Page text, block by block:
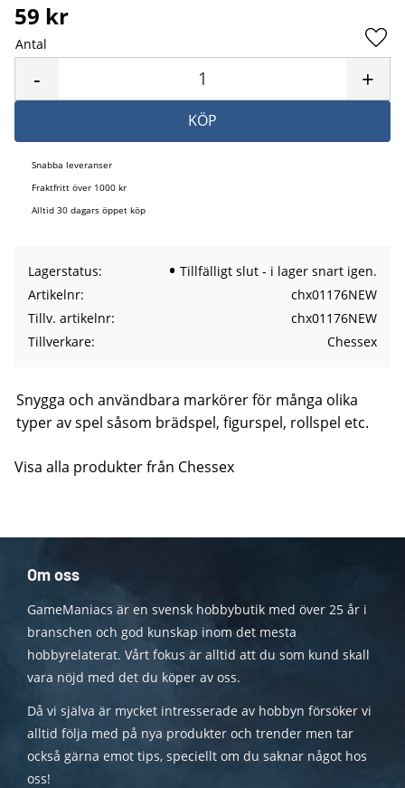
59 kr
Antal
+
-
KÖP
Snabba leveranser
Fraktfritt över 1000 kr
Alltid 30 dagars öppet köp
Lagerstatus
Tillfälligt slut - i lager snart igen.
Artikelnr
chx01176NEW
Tillv. artikelnr
chx01176NEW
Tillverkare
Chessex
Snygga och användbara markörer för många olika
typer av spel såsom brädspel, figurspel, rollspel etc.
Visa alla produkter från Chessex
Om oss
GameManiacs är en svensk hobbybutik med över 25 år i
branschen och god kunskap inom det mesta
hobbyrelaterat. Vårt fokus är alltid att du som kund skall
vara nöjd med det du köper av oss.
Då vi själva är mycket intresserade av hobbyn försöker vi
alltid följa med på nya produkter och trender men tar
också gärna emot tips, speciellt om du saknar något hos
oss!